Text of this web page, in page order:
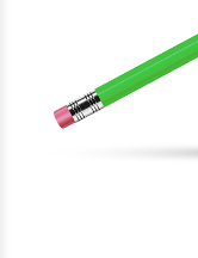
Audiovisuales
Tinta y tóner